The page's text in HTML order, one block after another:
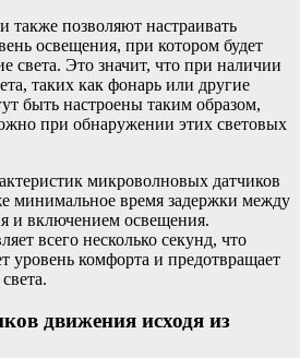
позволяют настраивать
освещения, при котором будет
света. Это значит, что при наличии
таких как фонарь или другие
быть настроены таким образом,
при обнаружении этих световых
микроволновых датчиков
минимальное время задержки между
и включением освещения.
всего несколько секунд, что
уровень комфорта и предотвращает
движения исходя из